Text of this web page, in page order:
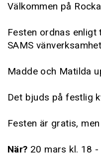
Välkommen på
Festen ordnas
SAMS
Madde och Matilda
Det bjuds på festlig
Festen är gratis,
När? 20 mars kl. 18 -